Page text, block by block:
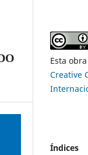
Esta
Creative
Índices